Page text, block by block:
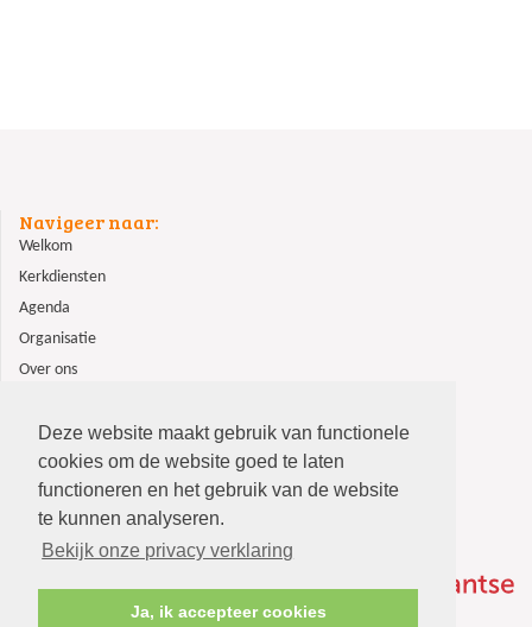
Deze website maakt gebruik van functionele
cookies om de website goed te laten
functioneren en het gebruik van de website
te kunnen analyseren.
Bekijk onze privacy verklaring
Ja, ik accepteer cookies
Navigeer naar:
Welkom
Kerkdiensten
Agenda
Organisatie
Over ons
Contact